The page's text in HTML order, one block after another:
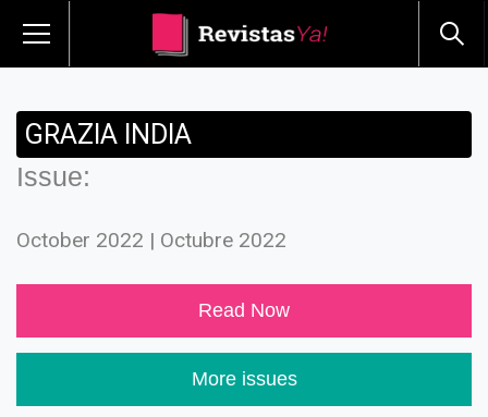
GRAZIA INDIA
Issue:
October 2022 | Octubre 2022
Read Now
More issues